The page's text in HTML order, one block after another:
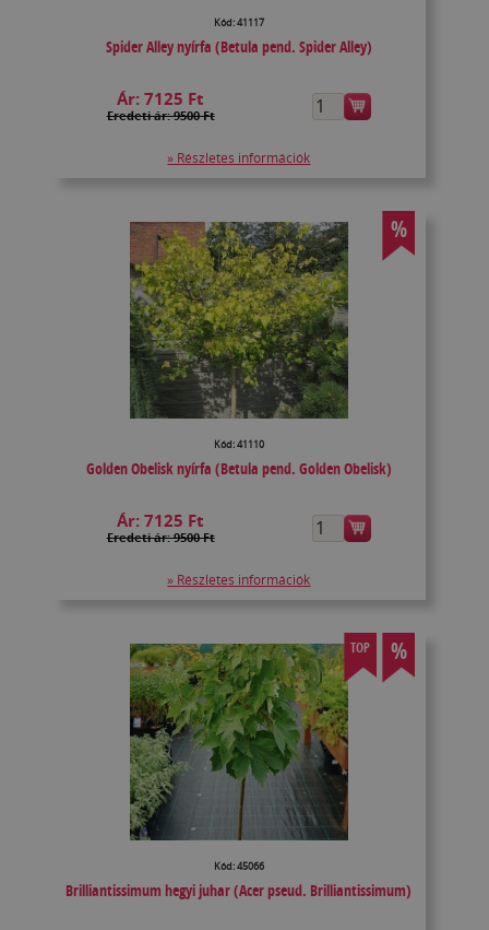
Kód: 41117
Spider Alley nyírfa (Betula pend. Spider Alley)
Ár:7125 Ft
Eredeti ár: 9500 Ft
» Részletes információk
%
Kód: 41110
Golden Obelisk nyírfa (Betula pend. Golden Obelisk)
Ár:7125 Ft
Eredeti ár: 9500 Ft
» Részletes információk
TOP %
Kód: 45066
Brilliantissimum hegyi juhar (Acer pseud. Brilliantissimum)